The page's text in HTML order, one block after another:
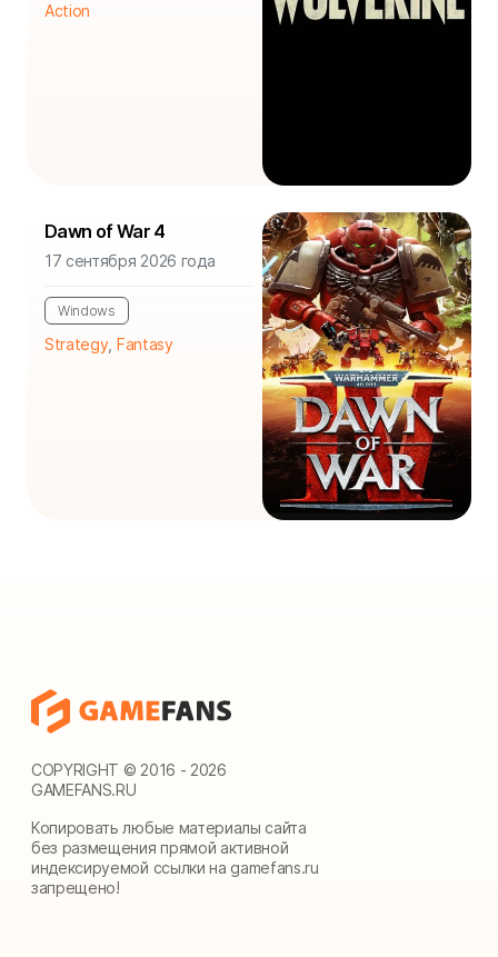
Action
Dawn of War 4
17 сентября 2026 года
Windows
Strategy, Fantasy
COPYRIGHT © 2016 - 2026
GAMEFANS.RU
Копировать любые материалы сайта
без размещения прямой активной
индексируемой ссылки на gamefans.ru
запрещено!